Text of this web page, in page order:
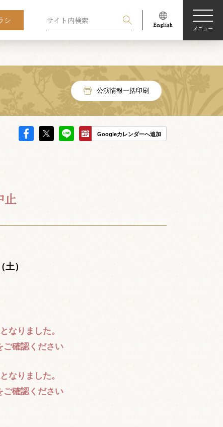
シ
メニュー
公演情報一括印刷
Googleカレンダーへ追加
止
）
なりました。
ご確認ください
なりました。
ご確認ください